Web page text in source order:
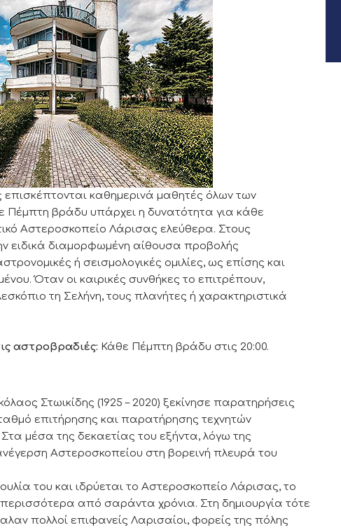
καθημερινά μαθητές όλων των
Πέμπτη βράδυ υπάρχει η δυνατότητα για κάθε
Αστεροσκοπείο Λάρισας ελεύθερα. Στους
ειδικά διαμορφωμένη αίθουσα προβολής
ή σεισμολογικές ομιλίες, ως επίσης και
Όταν οι καιρικές συνθήκες το επιτρέπουν,
τη Σελήνη, τους πλανήτες ή χαρακτηριστικά
αστροβραδιές: Κάθε Πέμπτη βράδυ στις 20:00.
Στωικίδης (1925 – 2020) ξεκίνησε παρατηρήσεις
επιτήρησης και παρατήρησης τεχνητών
μέσα της δεκαετίας του εξήντα, λόγω της
Αστεροσκοπείου στη βορεινή πλευρά του
του και ιδρύεται το Αστεροσκοπείο Λάρισας, το
από σαράντα χρόνια. Στη δημιουργία τότε
πολλοί επιφανείς Λαρισαίοι, φορείς της πόλης